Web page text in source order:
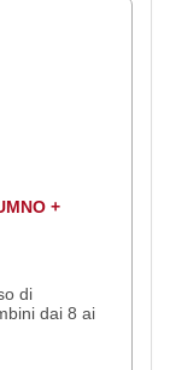
+
di
dai 8 ai